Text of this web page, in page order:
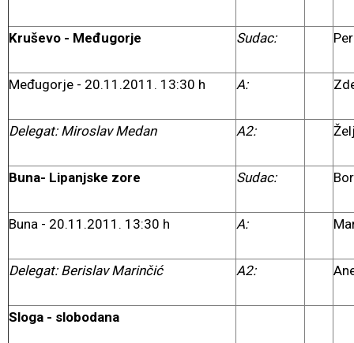
Kruševo - Međugorje Sudac:
Međugorje - 20.11.2011. 13:30 h A:
Delegat: Miroslav Medan A2:
Buna- Lipanjske zore Sudac:
Buna - 20.11.2011. 13:30 h A:
Delegat: Berislav Marinčić A2:
Sloga - slobodana